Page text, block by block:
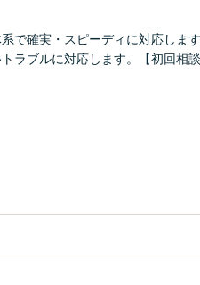
で確実・スピーディに対応しま
ラブルに対応します。【初回相